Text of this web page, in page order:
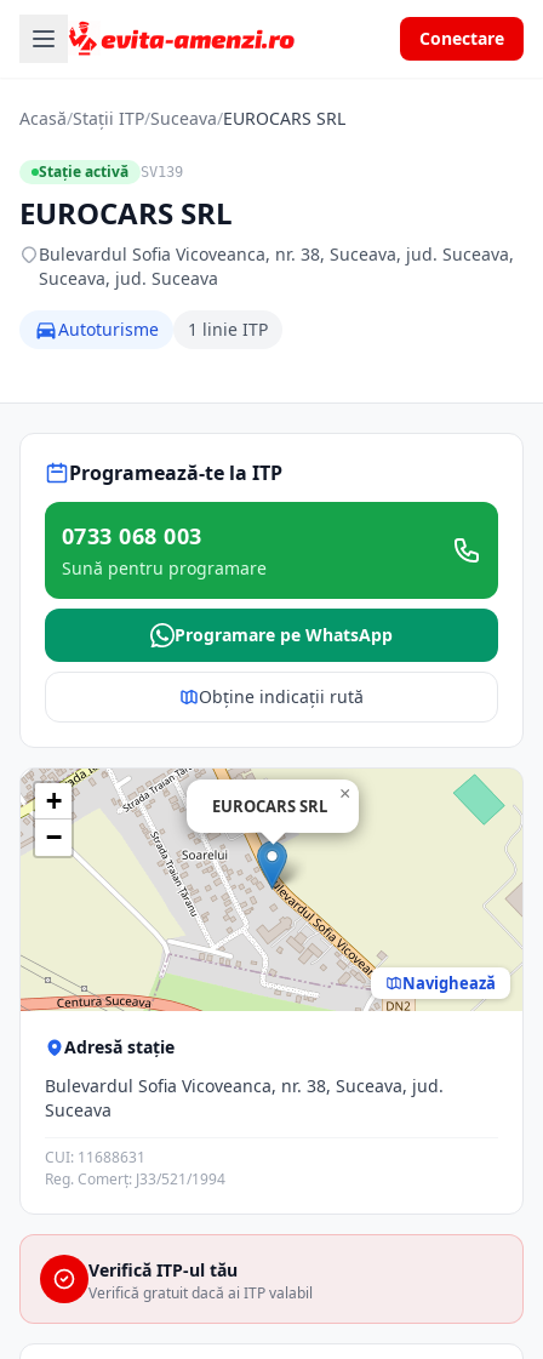
Conectare
Acasă/Stații ITP/Suceava/EUROCARS SRL
Stație activă SV139
EUROCARS SRL
Bulevardul Sofia Vicoveanca, nr. 38, Suceava, jud. Suceava,
Suceava, jud. Suceava
Autoturisme 1 linie ITP
Programează-te la ITP
0733 068 003
Sună pentru programare
Programare pe WhatsApp
Obține indicații rută
EUROCARS SRL
×
+
−
Navighează
Adresă stație
Bulevardul Sofia Vicoveanca, nr. 38, Suceava, jud.
Suceava
CUI: 11688631
Reg. Comerț: J33/521/1994
Verifică ITP-ul tău
Verifică gratuit dacă ai ITP valabil